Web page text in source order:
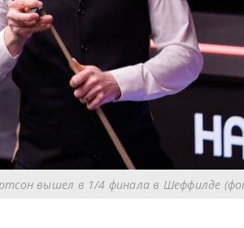
вышел в 1/4 финала в Шеффилде